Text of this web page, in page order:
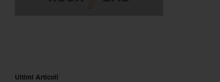
Ultimi Articoli